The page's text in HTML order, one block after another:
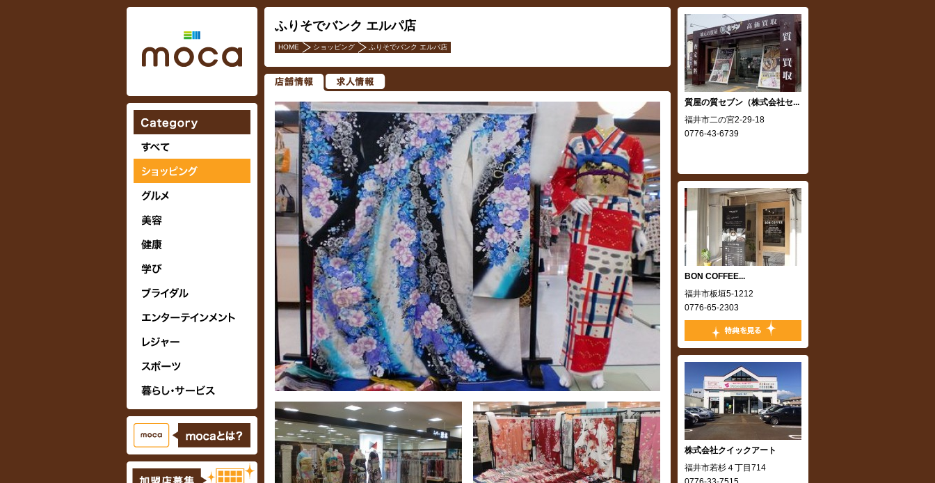
ふりそでバンク エルパ店
HOME ショッピング ふりそでバンク エルパ店
質屋の質セブン（株式会社セ...
福井市二の宮2-29-18
0776-43-6739
,BON COFFEE...
福井市板垣5-1212
0776-65-2303
,株式会社クイックアート
福井市若杉４丁目714